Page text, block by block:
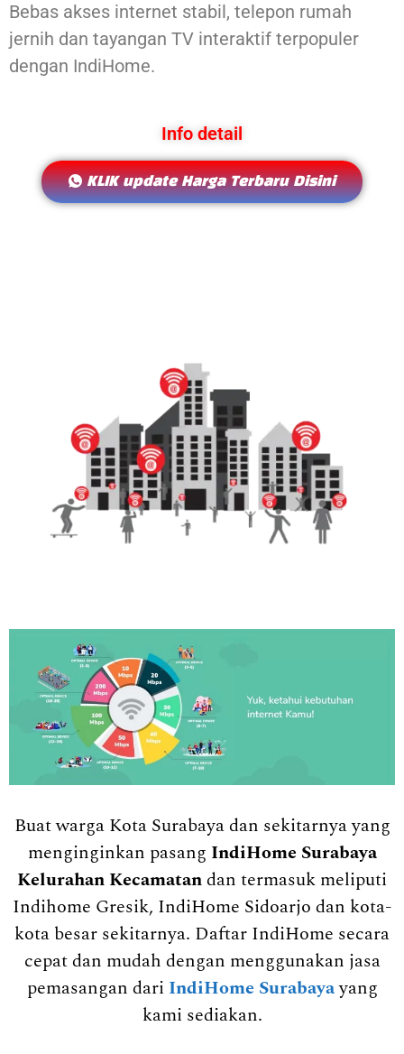
Bebas akses internet stabil, telepon rumah
jernih dan tayangan TV interaktif terpopuler
dengan IndiHome.
Info detail
KLIK update Harga Terbaru Disini
Buat warga Kota Surabaya dan sekitarnya yang
menginginkan pasang IndiHome Surabaya
Kelurahan Kecamatan dan termasuk meliputi
Indihome Gresik, IndiHome Sidoarjo dan kota-
kota besar sekitarnya. Daftar IndiHome secara
cepat dan mudah dengan menggunakan jasa
pemasangan dari IndiHome Surabayayang
kami sediakan.